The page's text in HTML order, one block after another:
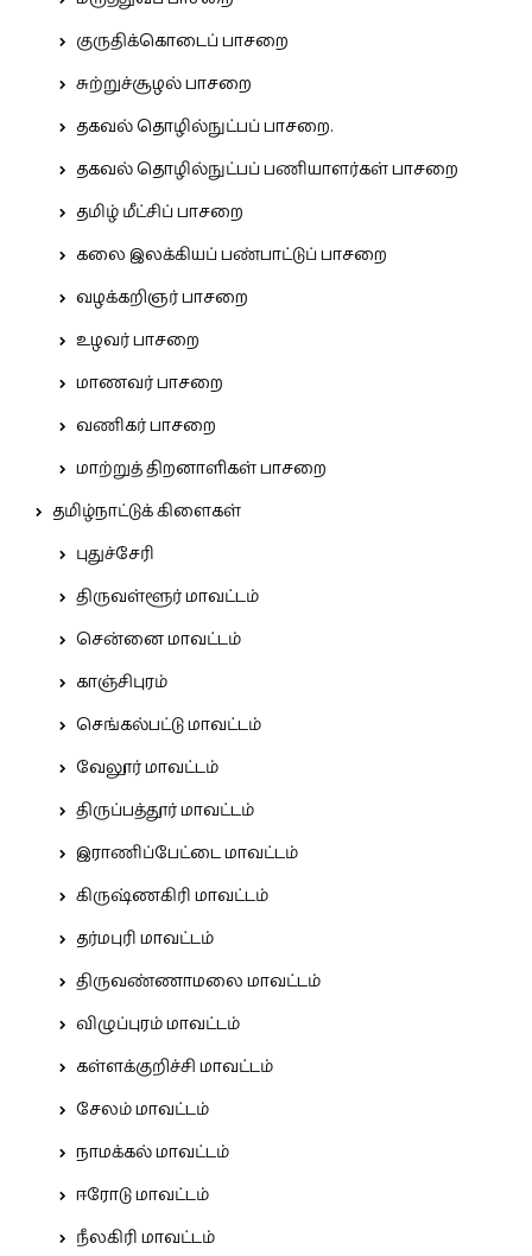
குருதிக்கொடைப் பாசறை
சுற்றுச்சூழல் பாசறை
தகவல் தொழில்நுட்பப் பாசறை.
தகவல் தொழில்நுட்பப் பணியாளர்கள் பாசறை
தமிழ் மீட்சிப் பாசறை
கலை இலக்கியப் பண்பாட்டுப் பாசறை
வழக்கறிஞர் பாசறை
உழவர் பாசறை
மாணவர் பாசறை
வணிகர் பாசறை
மாற்றுத் திறனாளிகள் பாசறை
தமிழ்நாட்டுக் கிளைகள்
புதுச்சேரி
திருவள்ளூர் மாவட்டம்
சென்னை மாவட்டம்
காஞ்சிபுரம்
செங்கல்பட்டு மாவட்டம்
வேலூர் மாவட்டம்
திருப்பத்தூர் மாவட்டம்
இராணிப்பேட்டை மாவட்டம்
கிருஷ்ணகிரி மாவட்டம்
தர்மபுரி மாவட்டம்
திருவண்ணாமலை மாவட்டம்
விழுப்புரம் மாவட்டம்
கள்ளக்குறிச்சி மாவட்டம்
சேலம் மாவட்டம்
நாமக்கல் மாவட்டம்
ஈரோடு மாவட்டம்
நீலகிரி மாவட்டம்